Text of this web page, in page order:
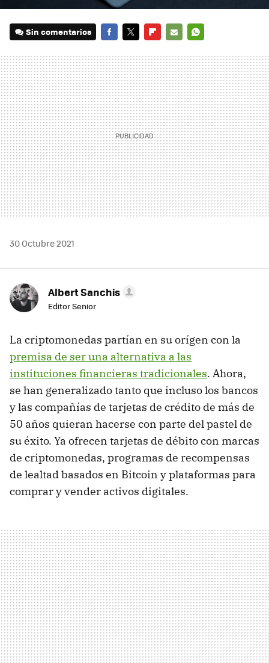
Sin comentarios
MAIL
30 Octubre 2021
Albert Sanchis
Editor Senior
La criptomonedas partían en su orígen con la
premisa de ser una alternativa a las
instituciones financieras tradicionales. Ahora,
se han generalizado tanto que incluso los bancos
y las compañías de tarjetas de crédito de más de
50 años quieran hacerse con parte del pastel de
su éxito. Ya ofrecen tarjetas de débito con marcas
de criptomonedas, programas de recompensas
de lealtad basados en Bitcoin y plataformas para
comprar y vender activos digitales.